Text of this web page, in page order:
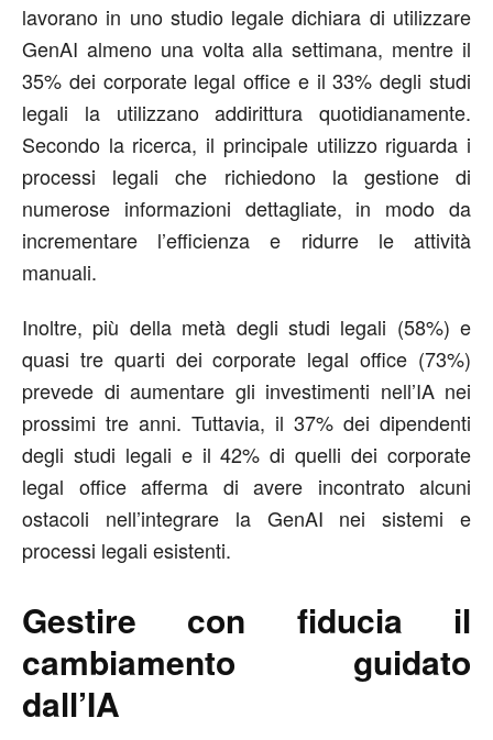
lavorano in uno studio legale dichiara di utilizzare
GenAI almeno una volta alla settimana, mentre il
35% dei corporate legal office e il 33% degli studi
legali la utilizzano addirittura quotidianamente.
Secondo la ricerca, il principale utilizzo riguarda i
processi legali che richiedono la gestione di
numerose informazioni dettagliate, in modo da
incrementare l’efficienza e ridurre le attività
manuali.
Inoltre, più della metà degli studi legali (58%) e
quasi tre quarti dei corporate legal office (73%)
prevede di aumentare gli investimenti nell’IA nei
prossimi tre anni. Tuttavia, il 37% dei dipendenti
degli studi legali e il 42% di quelli dei corporate
legal office afferma di avere incontrato alcuni
ostacoli nell’integrare la GenAI nei sistemi e
processi legali esistenti.
Gestire con fiducia il
cambiamento guidato
dall’IA